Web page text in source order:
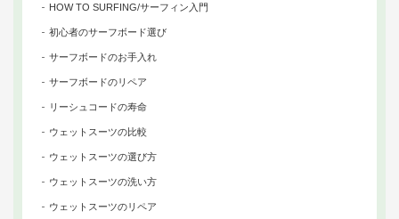
HOW TO SURFING/サーフィン入門
初心者のサーフボード選び
サーフボードのお手入れ
サーフボードのリペア
リーシュコードの寿命
ウェットスーツの比較
ウェットスーツの選び方
ウェットスーツの洗い方
ウェットスーツのリペア